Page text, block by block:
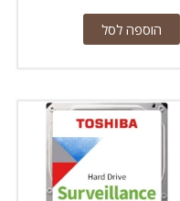
הוספה לסל